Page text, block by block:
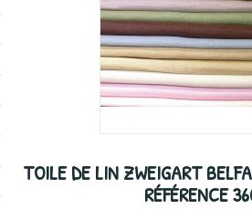
TOILE DE LIN ZWEIGART
RÉFÉRENCE